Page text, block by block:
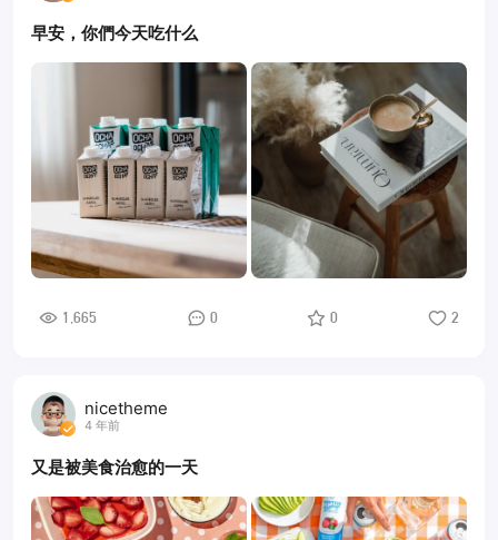
早安，你們今天吃什么
1,665 0 0 2
nicetheme
4 年前
又是被美食治愈的一天